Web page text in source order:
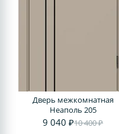
Дверь межкомнатная
Неаполь 205
9 040 ₽10 400 ₽